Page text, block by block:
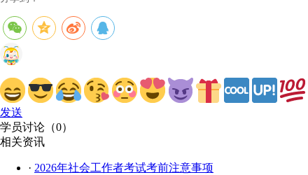
发送
学员讨论（0）
相关资讯
· 2026年社会工作者考试考前注意事项